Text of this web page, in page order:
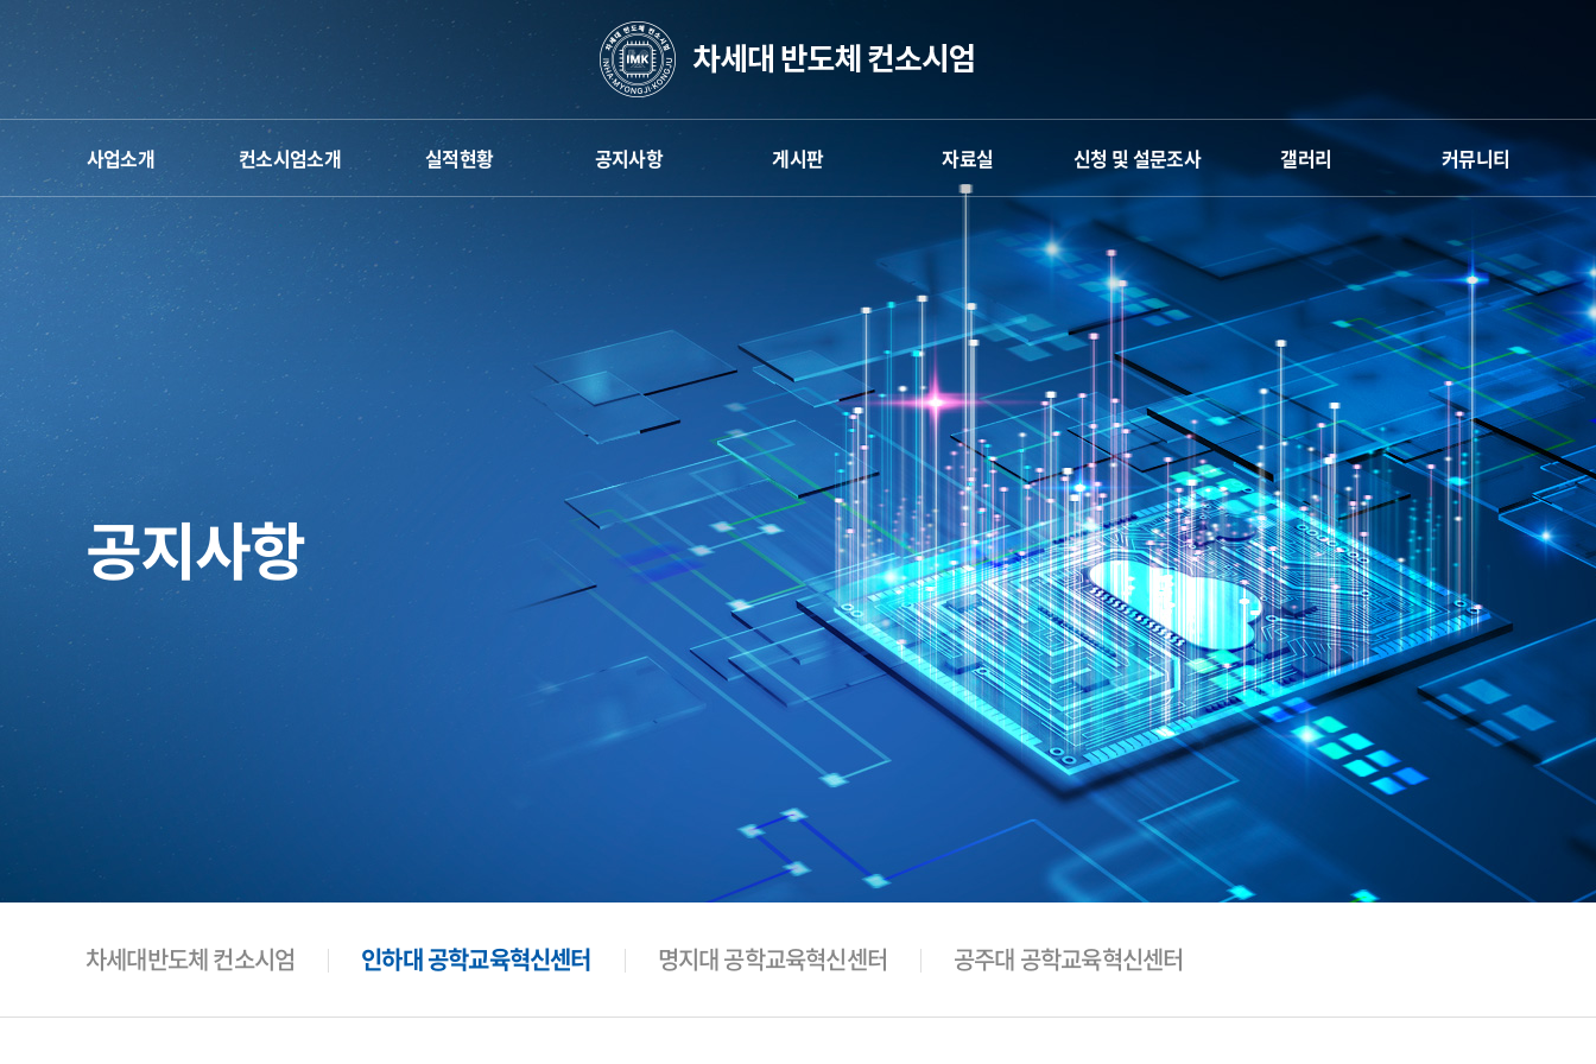
사업소개
단장 인사말
사업 소개
컨소시엄소개
운영체계&조직도
오시는 길
캐릭터&로고
실적현황
차세대반도체 컨소시엄
공지사항
명지대공학교육
혁신센터
공주대공학교육
혁신센터
게시판
카카오채널
보도자료
자료실
차세대반도체 컨소시엄
인하대공학교육
혁신센터
명지대공학교육
혁신센터
공주대공학교육
혁신센터
학생
신청 및 설문조사
신청서
만족도 조사
갤러리
갤러리
커뮤니티
Q&A
공지사항
차세대반도체 컨소시엄 인하대 공학교육혁신센터 명지대 공학교육혁신센터 공주대 공학교육혁신센터